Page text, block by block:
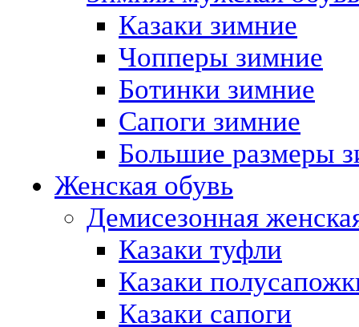
Казаки зимние
Чопперы зимние
Ботинки зимние
Сапоги зимние
Большие размеры
Женская обувь
Демисезонная
Казаки туфли
Казаки
Казаки сапоги